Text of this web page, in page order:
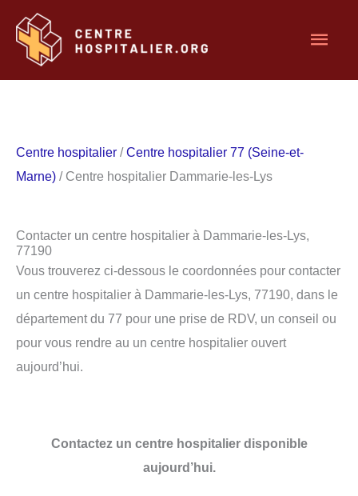
contenu
Centre hospitalier /Centre hospitalier 77 (Seine-et-
Marne) / Centre hospitalier Dammarie-les-Lys
Contacter un centre hospitalier à Dammarie-les-Lys,
77190
Vous trouverez ci-dessous le coordonnées pour contacter
un centre hospitalier à Dammarie-les-Lys, 77190, dans le
département du 77 pour une prise de RDV, un conseil ou
pour vous rendre au un centre hospitalier ouvert
aujourd’hui.
Contactez un centre hospitalier disponible
aujourd’hui.